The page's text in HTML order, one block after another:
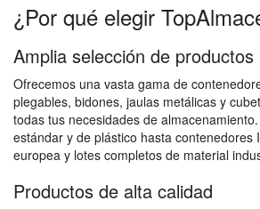
¿Por qué elegir
Amplia selección de
Ofrecemos una vasta gama de
plegables, bidones, jaulas metálicas y
todas tus necesidades de
estándar y de plástico hasta contenedores
europea y lotes completos de material
Productos de alta calidad